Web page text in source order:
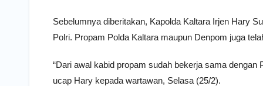
Sebelumnya diberitakan, Kapolda Kaltara Irjen Hary
Polri. Propam Polda Kaltara maupun Denpom juga
“Dari awal kabid propam sudah bekerja sama
ucap Hary kepada wartawan, Selasa (25/2).